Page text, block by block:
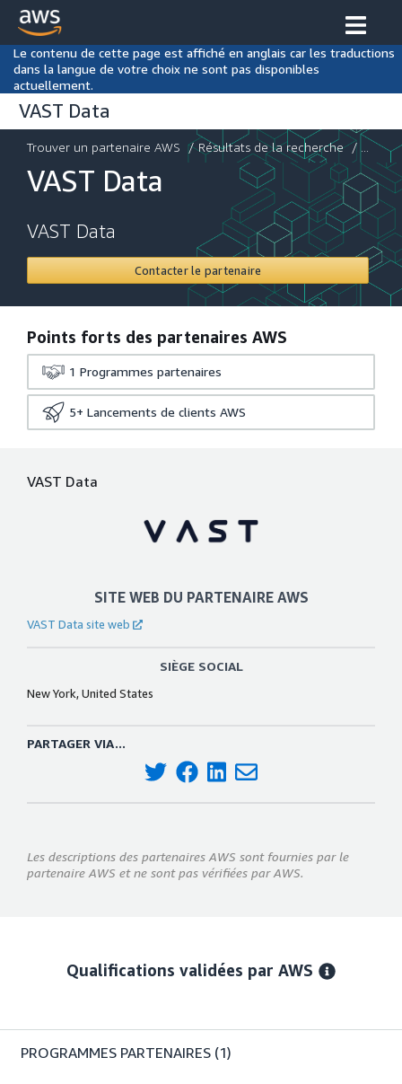
Le contenu de cette page est affiché en anglais car les traductions
dans la langue de votre choix ne sont pas disponibles
actuellement.
VAST Data
Trouver un partenaire AWS / Résultats de la recherche / ...
VAST Data
VAST Data
Contacter le partenaire
Points forts des partenaires AWS
1 Programmes partenaires
5+ Lancements de clients AWS
VAST Data
SITE WEB DU PARTENAIRE AWS
VAST Data site web
SIÈGE SOCIAL
New York, United States
PARTAGER VIA...
Les descriptions des partenaires AWS sont fournies par le
partenaire AWS et ne sont pas vérifiées par AWS.
Qualifications validées par AWS
PROGRAMMES PARTENAIRES (1)